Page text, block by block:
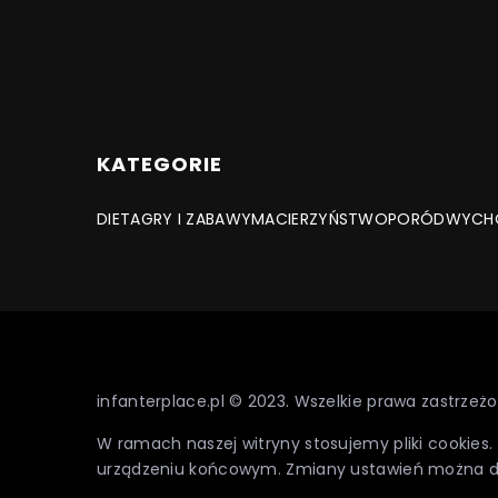
KATEGORIE
DIETAGRY I ZABAWYMACIERZYŃSTWOPORÓD
infanterplace.pl © 2023. Wszelkie prawa
W ramach naszej witryny stosujemy pliki
urządzeniu końcowym. Zmiany ustawień można